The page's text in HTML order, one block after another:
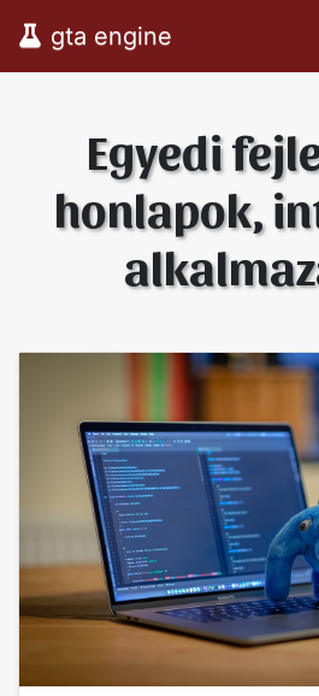
gta engine
Egyedi
honlapok,